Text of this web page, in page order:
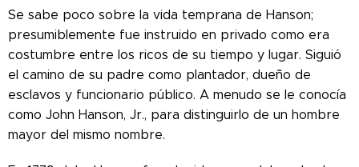
Se sabe poco sobre la vida temprana de Hanson;
presumiblemente fue instruido en privado como era
costumbre entre los ricos de su tiempo y lugar. Siguió
el camino de su padre como plantador, dueño de
esclavos y funcionario público. A menudo se le conocía
como John Hanson, Jr., para distinguirlo de un hombre
mayor del mismo nombre.